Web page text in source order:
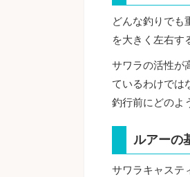
どんな釣りでも
を大きく左右す
サワラの活性が
ているわけでは
釣行前にどのよ
ルアーの
サワラキャステ